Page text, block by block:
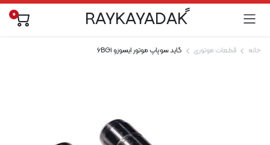
ًRAYKAYADAK 0
خانه قطعات موتوری گاید سوپاپ موتور ایسوزو 6BG1